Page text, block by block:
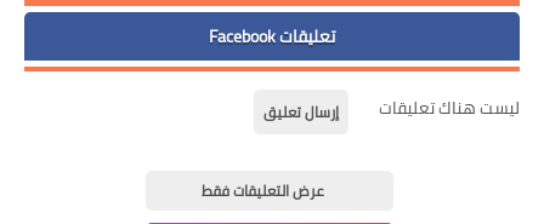
تعليقات Facebook
ليست هناك تعليقات إرسال تعليق
عرض التعليقات فقط